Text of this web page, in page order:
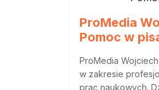
ProMedia
Pomoc w
ProMedia
w zakresie
prac naukowych.